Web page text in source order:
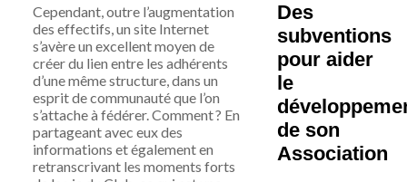
Cependant, outre l’augmentation
des effectifs, un site Internet
s’avère un excellent moyen de
créer du lien entre les adhérents
d’une même structure, dans un
esprit de communauté que l’on
s’attache à fédérer. Comment ? En
partageant avec eux des
informations et également en
retranscrivant les moments forts
Des
subventions
pour aider
le
de son
Association